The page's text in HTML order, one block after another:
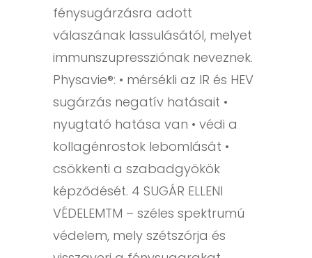
fénysugárzásra adott
válaszának lassulásától, melyet
immunszupressziónak neveznek.
Physavie®: • mérsékli az IR és HEV
sugárzás negatív hatásait •
nyugtató hatása van • védi a
kollagénrostok lebomlását •
csökkenti a szabadgyökök
képződését. 4 SUGÁR ELLENI
VÉDELEMTM – széles spektrumú
védelem, mely szétszórja és